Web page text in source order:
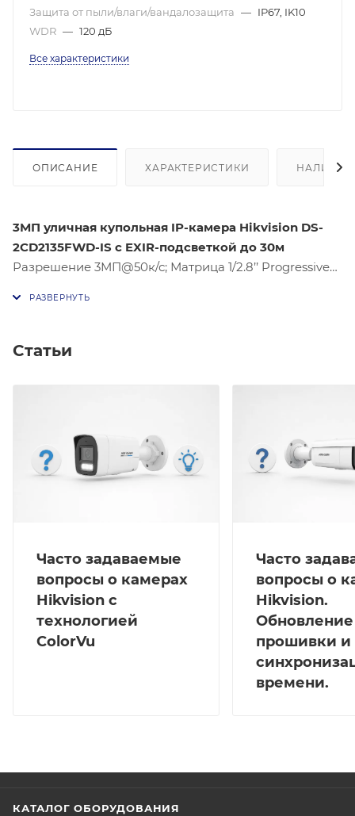
Защита от пыли/влаги/вандалозащита — IP67, IK10
WDR — 120 дБ
Все характеристики
ОПИСАНИЕ ХАРАКТЕРИСТИКИ НАЛИЧИЕ
3МП уличная купольная IP-камера Hikvision DS-
2CD2135FWD-IS с EXIR-подсветкой до 30м
Разрешение 3МП@50к/с; Матрица 1/2.8’’ Progressive
подсветка до 30м; Широкий температурный
Статьи
Часто задаваемые
вопросы о камерах
Hikvision с
технологией
ColorVu
Часто
вопросы о
Hikvision.
Обновление
прошивки и
времени.
КАТАЛОГ ОБОРУДОВАНИЯ